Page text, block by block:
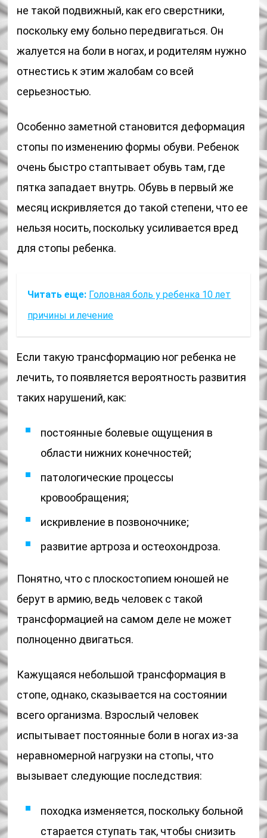
не такой подвижный, как его сверстники,
поскольку ему больно передвигаться. Он
жалуется на боли в ногах, и родителям нужно
отнестись к этим жалобам со всей
серьезностью.
Особенно заметной становится деформация
стопы по изменению формы обуви. Ребенок
очень быстро стаптывает обувь там, где
пятка западает внутрь. Обувь в первый же
месяц искривляется до такой степени, что ее
нельзя носить, поскольку усиливается вред
для стопы ребенка.
Читать еще: Головная боль у ребенка 10 лет
причины и лечение
Если такую трансформацию ног ребенка не
лечить, то появляется вероятность развития
таких нарушений, как:
постоянные болевые ощущения в
области нижних конечностей;
патологические процессы
кровообращения;
искривление в позвоночнике;
развитие артроза и остеохондроза.
Понятно, что с плоскостопием юношей не
берут в армию, ведь человек с такой
трансформацией на самом деле не может
полноценно двигаться.
Кажущаяся небольшой трансформация в
стопе, однако, сказывается на состоянии
всего организма. Взрослый человек
испытывает постоянные боли в ногах из-за
неравномерной нагрузки на стопы, что
вызывает следующие последствия:
походка изменяется, поскольку больной
старается ступать так, чтобы снизить